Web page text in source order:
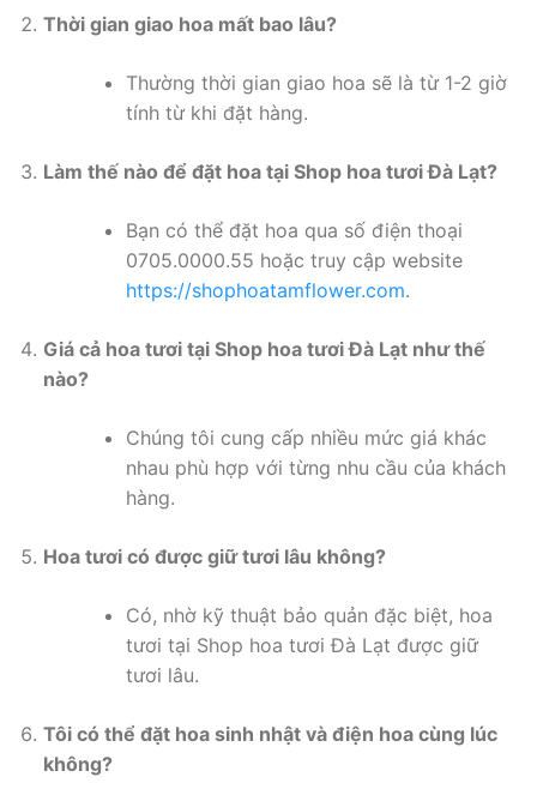
Thời gian giao hoa mất bao lâu?
Thường thời gian giao hoa sẽ là từ 1-2 giờ
tính từ khi đặt hàng.
Làm thế nào để đặt hoa tại Shop hoa tươi Đà Lạt?
Bạn có thể đặt hoa qua số điện thoại
0705.0000.55 hoặc truy cập website
https://shophoatamflower.com.
Giá cả hoa tươi tại Shop hoa tươi Đà Lạt như thế
nào?
Chúng tôi cung cấp nhiều mức giá khác
nhau phù hợp với từng nhu cầu của khách
hàng.
Hoa tươi có được giữ tươi lâu không?
Có, nhờ kỹ thuật bảo quản đặc biệt, hoa
tươi tại Shop hoa tươi Đà Lạt được giữ
tươi lâu.
Tôi có thể đặt hoa sinh nhật và điện hoa cùng lúc
không?